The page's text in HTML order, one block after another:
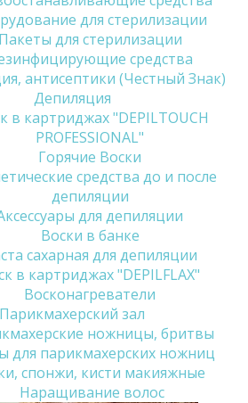
для стерилизации
Пакеты для стерилизации
средства
антисептики (Честный Знак)
Депиляция
в картриджах "DEPILTOUCH
PROFESSIONAL"
Горячие Воски
средства до и после
депиляции
для депиляции
Воски в банке
сахарная для депиляции
в картриджах "DEPILFLAX"
Восконагреватели
Парикмахерский зал
ножницы, бритвы
для парикмахерских ножниц
спонжи, кисти макияжные
Наращивание волос